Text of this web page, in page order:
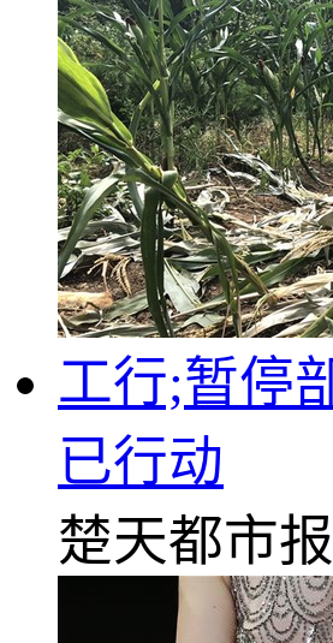
工行;暂停
已行动
楚天都市报